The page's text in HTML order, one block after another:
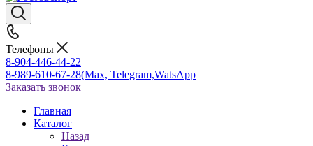
Телефоны
8-904-446-44-22
8-989-610-67-28(Max, Telegram,WatsApp
Заказать звонок
Главная
Каталог
Назад